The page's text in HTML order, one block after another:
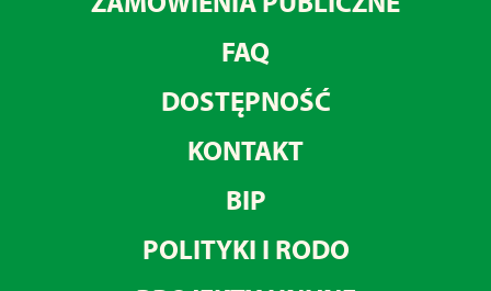
FAQ
DOSTĘPNOŚĆ
KONTAKT
BIP
POLITYKI I RODO